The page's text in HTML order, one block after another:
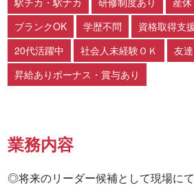
ブランクOK
学歴不問 資格取得支
20代活躍中
社会人未経験ＯＫ
友
昇給ありボーナス・賞与あり
業務内容
◎将来のリーダー候補として現場に